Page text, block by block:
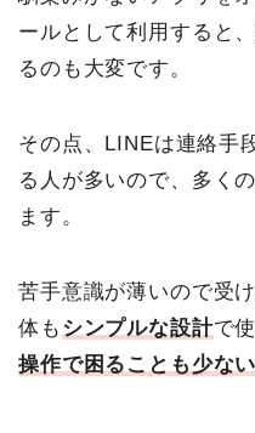
ールとして利用すると
るのも大変です。
その点、LINEは連絡手
る人が多いので、多く
ます。
苦手意識が薄いので受
体も シンプルな設計で
操作で困ることも少ない